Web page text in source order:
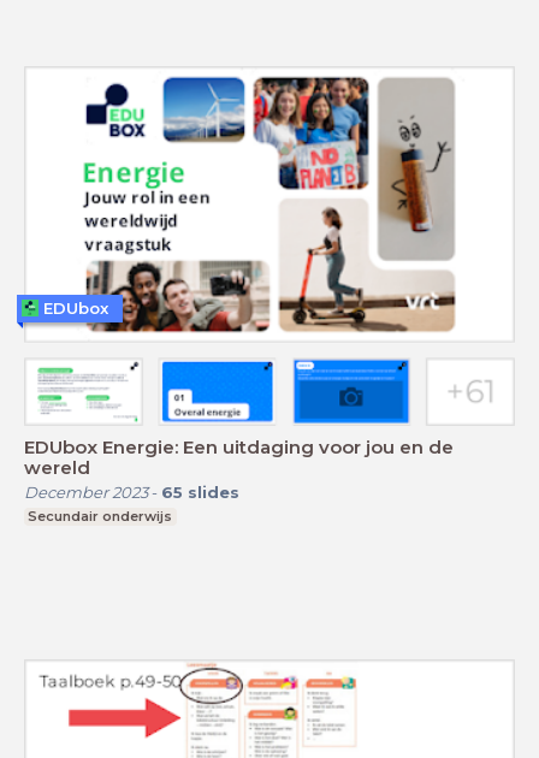
EDUbox Energie: Een uitdaging voor jou en de
wereld
December 2023- 65 slides
Secundair onderwijs
EDUbox